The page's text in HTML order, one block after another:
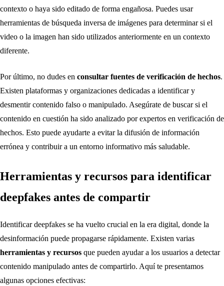
contexto o haya sido editado de forma engañosa. Puedes usar
herramientas de búsqueda inversa de imágenes para determinar si el
video o la imagen han sido utilizados anteriormente en un contexto
diferente.
Por último, no dudes en consultar fuentes de verificación de hechos.
Existen plataformas y organizaciones dedicadas a identificar y
desmentir contenido falso o manipulado. Asegúrate de buscar si el
contenido en cuestión ha sido analizado por expertos en verificación de
hechos. Esto puede ayudarte a evitar la difusión de información
errónea y contribuir a un entorno informativo más saludable.
Herramientas y recursos para identificar
deepfakes antes de compartir
Identificar deepfakes se ha vuelto crucial en la era digital, donde la
desinformación puede propagarse rápidamente. Existen varias
herramientas y recursos que pueden ayudar a los usuarios a detectar
contenido manipulado antes de compartirlo. Aquí te presentamos
algunas opciones efectivas: